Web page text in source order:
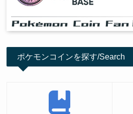
ポケモンコインを探す/Search